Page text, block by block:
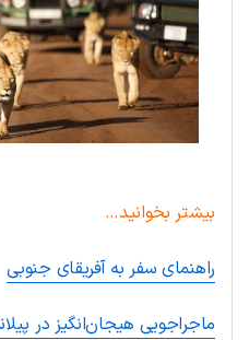
بیشتر بخوانید…
راهنمای سفر به آفریقای جنوبی
ماجراجویی هیجان‌انگیز در